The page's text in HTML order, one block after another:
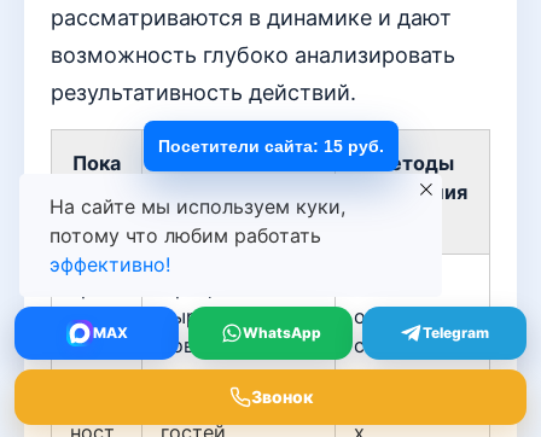
рассматриваются в динамике и дают
возможность глубоко анализировать
результативность действий.
Пока
ль
Методы
измерения
ень
заинт
ерес
ност
выраженной
вовлеченности
среди
приглашённых
гостей
обратной
связи,
участие в
х
На сайте мы используем куки,
потому что любим работать
эффективно!
MAX WhatsApp Telegram
Звонок
Посетители сайта: 15 руб.